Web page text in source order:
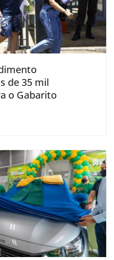
de 35 mil
o Gabarito